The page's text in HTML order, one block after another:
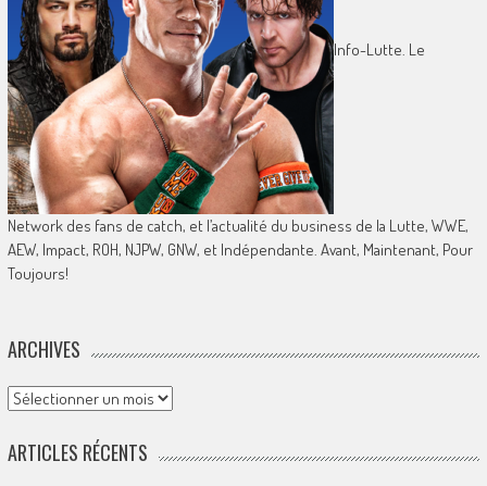
Info-Lutte. Le
Network des fans de catch, et l’actualité du business de la Lutte, WWE,
AEW, Impact, ROH, NJPW, GNW, et Indépendante. Avant, Maintenant, Pour
Toujours!
ARCHIVES
Archives
ARTICLES RÉCENTS